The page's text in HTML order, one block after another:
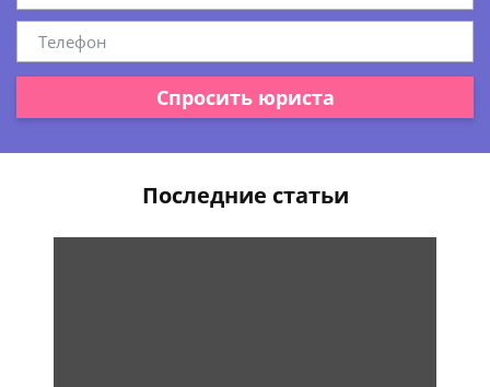
Спросить юриста
Последние статьи